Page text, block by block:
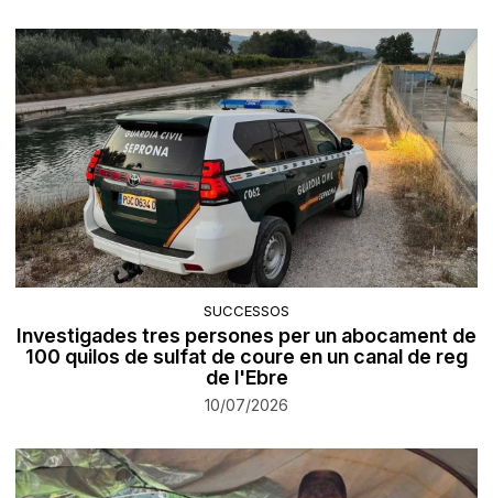
SUCCESSOS
Investigades tres persones per un abocament de
100 quilos de sulfat de coure en un canal de reg
de l'Ebre
10/07/2026